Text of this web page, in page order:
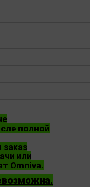
полной
заказ
или
Omniva.